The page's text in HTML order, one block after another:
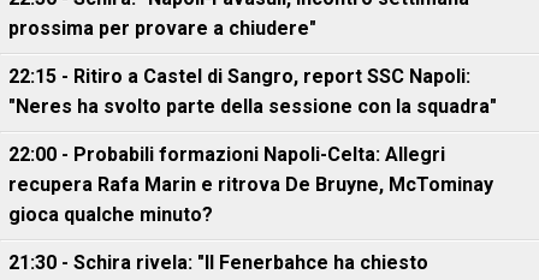
prossima per provare a chiudere"
22:15 - Ritiro a Castel di Sangro, report SSC Napoli:
"Neres ha svolto parte della sessione con la squadra"
22:00 - Probabili formazioni Napoli-Celta: Allegri
recupera Rafa Marin e ritrova De Bruyne, McTominay
gioca qualche minuto?
21:30 - Schira rivela: "Il Fenerbahce ha chiesto